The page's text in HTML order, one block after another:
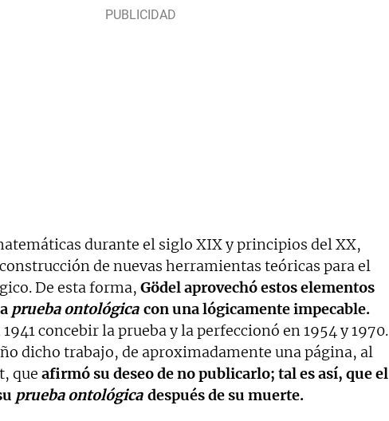
durante el siglo XIX y principios del XX,
de nuevas herramientas teóricas para el
De esta forma, Gödel aprovechó estos elementos
prueba ontológica con una lógicamente impecable.
concebir la prueba y la perfeccionó en 1954 y 1970.
dicho trabajo, de aproximadamente una página, al
que afirmó su deseo de no publicarlo; tal es así, que el
prueba ontológica después de su muerte.